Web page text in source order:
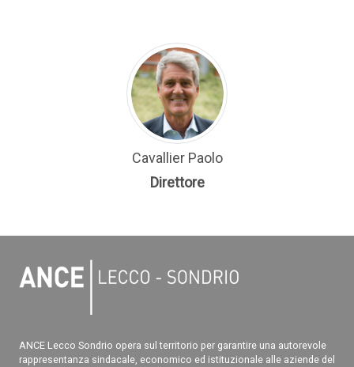
Cavallier Paolo
Direttore
ANCE Lecco Sondrio opera sul territorio per garantire una autorevole
rappresentanza sindacale, economico ed istituzionale alle aziende del